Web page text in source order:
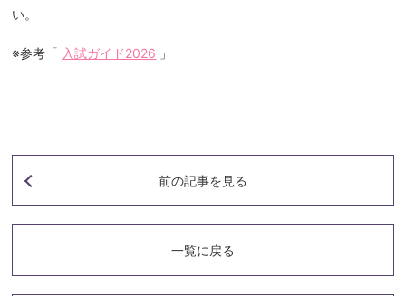
い。
※参考「 入試ガイド2026 」
前の記事を見る
一覧に戻る